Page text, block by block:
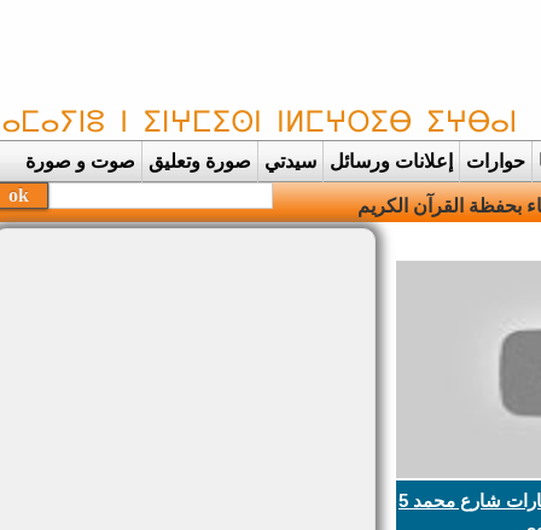
حوارات إعلانات ورسائل سيدتي صورة وتعليق صوت و صورة
القرآن الكريم
تنغير : حركة السير وازدحام للسيارات شارع محمد 5